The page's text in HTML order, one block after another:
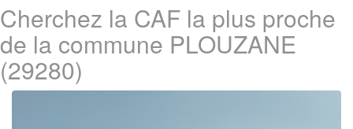
Cherchez la CAF la plus proche
de la commune PLOUZANE
(29280)